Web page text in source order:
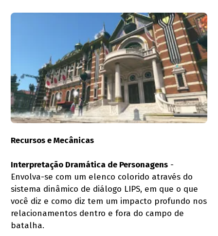
Recursos e Mecânicas
Interpretação Dramática de Personagens -
Envolva-se com um elenco colorido através do
sistema dinâmico de diálogo LIPS, em que o que
você diz e como diz tem um impacto profundo nos
relacionamentos dentro e fora do campo de
batalha.